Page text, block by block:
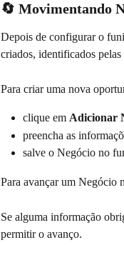
🔄 Movimentando
Depois de configurar o
criados, identificados pelas
Para criar uma nova
clique em Adicionar
preencha as
salve o Negócio no
Para avançar um Negócio
Se alguma informação
permitir o avanço.